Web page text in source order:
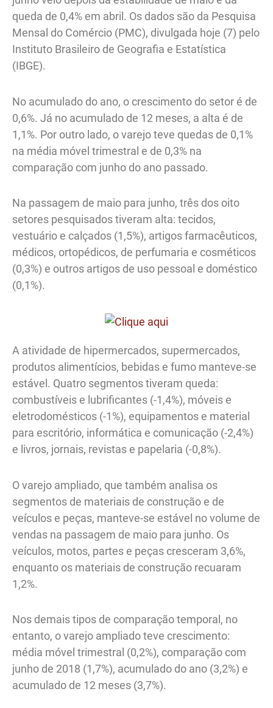
queda de 0,4% em abril. Os dados são da Pesquisa
Mensal do Comércio (PMC), divulgada hoje (7) pelo
Instituto Brasileiro de Geografia e Estatística
(IBGE).
No acumulado do ano, o crescimento do setor é de
0,6%. Já no acumulado de 12 meses, a alta é de
1,1%. Por outro lado, o varejo teve quedas de 0,1%
na média móvel trimestral e de 0,3% na
comparação com junho do ano passado.
Na passagem de maio para junho, três dos oito
setores pesquisados tiveram alta: tecidos,
vestuário e calçados (1,5%), artigos farmacêuticos,
médicos, ortopédicos, de perfumaria e cosméticos
(0,3%) e outros artigos de uso pessoal e doméstico
(0,1%).
A atividade de hipermercados, supermercados,
produtos alimentícios, bebidas e fumo manteve-se
estável. Quatro segmentos tiveram queda:
combustíveis e lubrificantes (-1,4%), móveis e
eletrodomésticos (-1%), equipamentos e material
para escritório, informática e comunicação (-2,4%)
e livros, jornais, revistas e papelaria (-0,8%).
O varejo ampliado, que também analisa os
segmentos de materiais de construção e de
veículos e peças, manteve-se estável no volume de
vendas na passagem de maio para junho. Os
veículos, motos, partes e peças cresceram 3,6%,
enquanto os materiais de construção recuaram
1,2%.
Nos demais tipos de comparação temporal, no
entanto, o varejo ampliado teve crescimento:
média móvel trimestral (0,2%), comparação com
junho de 2018 (1,7%), acumulado do ano (3,2%) e
acumulado de 12 meses (3,7%).